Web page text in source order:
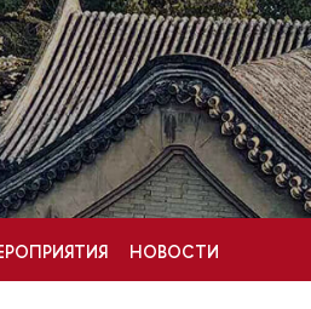
НОВОСТИ